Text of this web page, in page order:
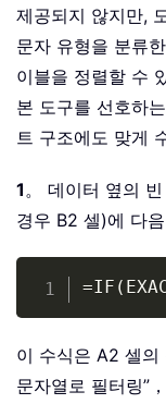
제공되지 않지만,
문자 유형을 분류
이블을 정렬할 수
본 도구를 선호하
트 구조에도 맞게
1。 데이터 옆의
경우 B2 셀)에 다
이 수식은 A2 셀의
문자열로 필터링”